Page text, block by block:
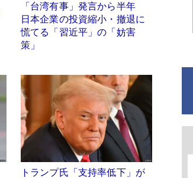
「台湾有事」発言から半年
日本企業の投資縮小・撤退に
慌てる「習近平」の「妨害
策」
トランプ氏「支持率低下」が